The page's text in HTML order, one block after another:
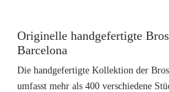
Originelle handgefertigte
Barcelona
Die handgefertigte Kollektion der
umfasst mehr als 400 verschiedene